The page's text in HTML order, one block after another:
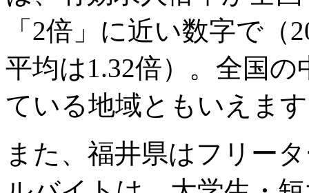
「2倍」に近い数字で（
平均は1.32倍）。全国
ている地域ともいえま
また、福井県はフリー